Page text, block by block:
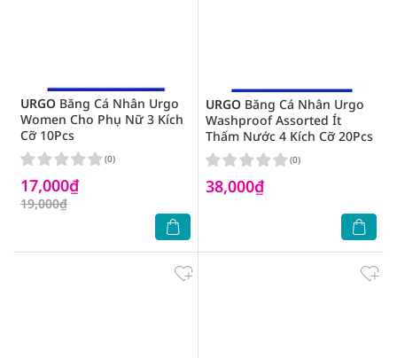
URGO Băng Cá Nhân Urgo
Women Cho Phụ Nữ 3 Kích
Cỡ 10Pcs
17,000₫
19,000₫
(0)
URGO Băng Cá Nhân Urgo
Washproof Assorted Ít
Thấm Nước 4 Kích Cỡ 20Pcs
38,000₫
(0)